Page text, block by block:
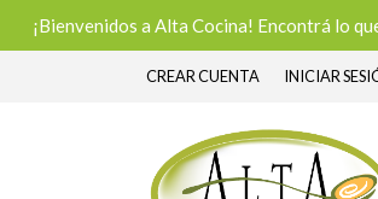
¡Bienvenidos a Alta Cocina! Encontrá lo
CREAR CUENTA INICIAR